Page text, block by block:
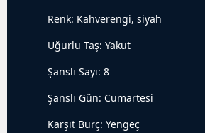
Renk: Kahverengi, siyah
Uğurlu Taş: Yakut
Şanslı Sayı: 8
Şanslı Gün: Cumartesi
Karşıt Burç: Yengeç